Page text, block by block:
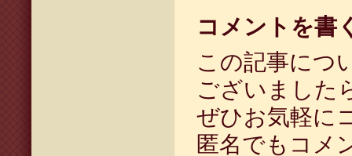
コメントを書
この記事につ
ございました
ぜひお気軽に
匿名でもコメ